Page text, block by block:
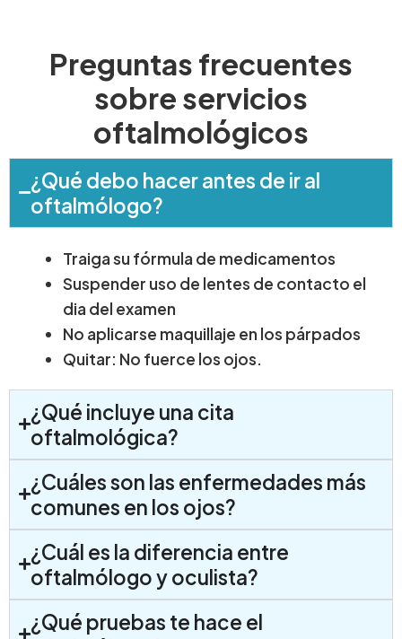
Preguntas frecuentes
sobre servicios
oftalmológicos
¿Qué debo hacer antes de ir al
oftalmólogo?
Traiga su fórmula de medicamentos
Suspender uso de lentes de contacto el
dia del examen
No aplicarse maquillaje en los párpados
Quitar: No fuerce los ojos.
¿Qué incluye una cita
oftalmológica?
¿Cuáles son las enfermedades más
comunes en los ojos?
¿Cuál es la diferencia entre
oftalmólogo y oculista?
¿Qué pruebas te hace el